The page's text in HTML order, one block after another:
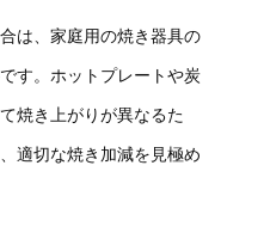
は、家庭用の焼き器具の
す。ホットプレートや炭
焼き上がりが異なるた
適切な焼き加減を見極め